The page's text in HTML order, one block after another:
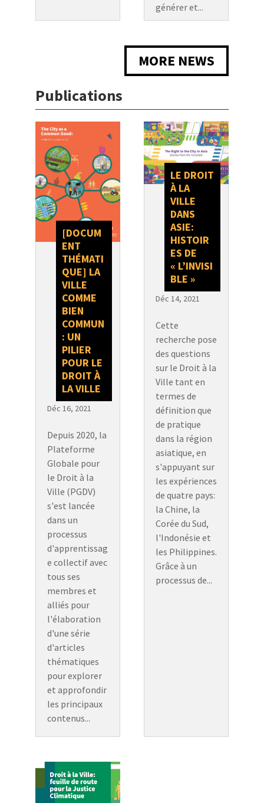
générer et...
MORE NEWS
Publications
[DOCUM
ENT
THÉMATI
QUE] LA
VILLE
COMME
BIEN
COMMUN
: UN
PILIER
POUR LE
DROIT À
LA VILLE
Déc 16, 2021
Depuis 2020, la
Plateforme
Globale pour
le Droit à la
Ville (PGDV)
s'est lancée
dans un
processus
d'apprentissag
e collectif avec
tous ses
membres et
alliés pour
l'élaboration
d'une série
d'articles
thématiques
pour explorer
et approfondir
les principaux
contenus...
LE DROIT
À LA
VILLE
DANS
ASIE:
HISTOIR
ES DE
« L’INVISI
BLE »
Déc 14, 2021
Cette
recherche pose
des questions
sur le Droit à la
Ville tant en
termes de
définition que
de pratique
dans la région
asiatique, en
s'appuyant sur
les expériences
de quatre pays:
la Chine, la
Corée du Sud,
l'Indonésie et
les Philippines.
Grâce à un
processus de...